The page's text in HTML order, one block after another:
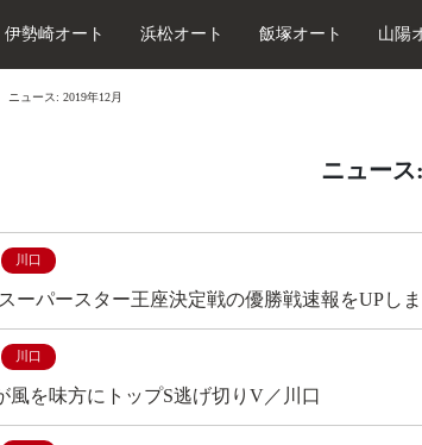
伊勢崎オート 浜松オート 飯塚オート 山陽
ニュース: 2019年12月
ニュース
川口
ーパースター王座決定戦の優勝戦速報をUPし
川口
風を味方にトップS逃げ切りV／川口